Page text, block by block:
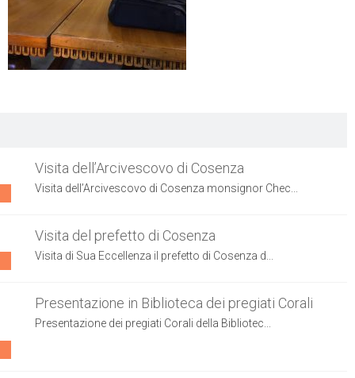
Visita dell’Arcivescovo di Cosenza
Visita dell’Arcivescovo di Cosenza monsignor Chec...
Visita del prefetto di Cosenza
Visita di Sua Eccellenza il prefetto di Cosenza d...
Presentazione in Biblioteca dei pregiati Corali
Presentazione dei pregiati Corali della Bibliotec...